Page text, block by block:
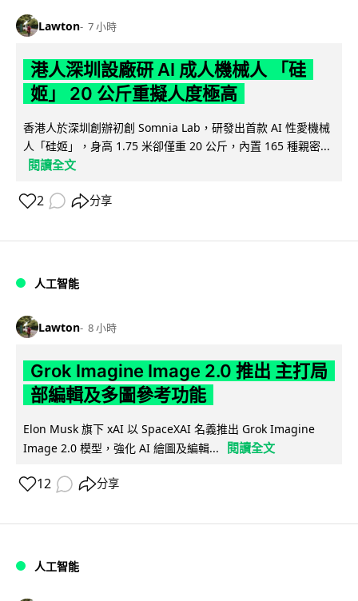
Lawton 7 小時
港人深圳設廠研 AI 成人機械人 「硅
姬」 20 公斤重擬人度極高
香港人於深圳創辦初創 Somnia Lab，研發出首款 AI 性愛機械
人「硅姬」，身高 1.75 米卻僅重 20 公斤，內置 165 種親密...
閱讀全文
2 分享
人工智能
Lawton 8 小時
Grok Imagine Image 2.0 推出 主打局
部編輯及多圖參考功能
Elon Musk 旗下 xAI 以 SpaceXAI 名義推出 Grok Imagine
Image 2.0 模型，強化 AI 繪圖及編輯...
閱讀全文
12 分享
人工智能